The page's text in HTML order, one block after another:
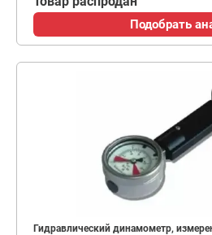
Подобрать
Гидравлический динамометр,